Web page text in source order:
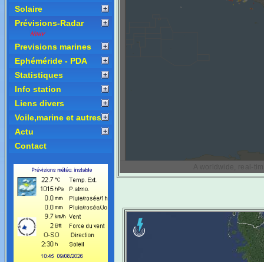
Solaire
Prévisions-Radar
Previsions marines
Ephéméride - PDA
Statistiques
Info station
Liens divers
Voile,marine et autres
Actu
Contact